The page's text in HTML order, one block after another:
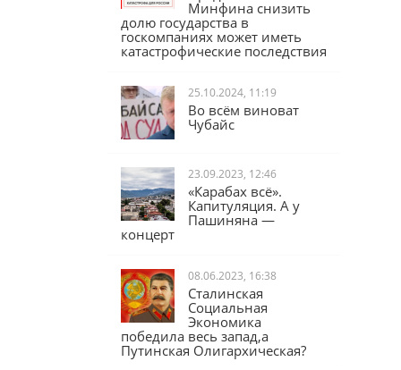
Юрий Афонин:
Предложение
Минфина снизить
долю государства в
катастрофические последствия
25.10.2024, 11:19
23.09.2023, 12:46
«Карабах всё».
концерт
08.06.2023, 16:38
Сталинская
Социальная
Экономика